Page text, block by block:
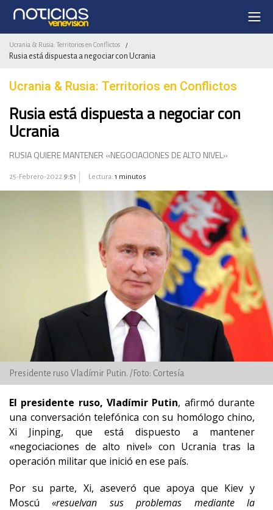
Ucrania & Rusia: Territorios en Conflictos /
Rusia está dispuesta a negociar con Ucrania
Ucrania & Rusia: Territorios en Conflictos
Rusia está dispuesta a negociar con
Ucrania
RUSIA QUIERE MANTENER «NEGOCIACIONES DE ALTO NIVEL»
25-Febrero-2022 9:51 Lectura: 1 minutos
Presidente ruso Vladímir Putin. /Foto: Cortesía
El presidente ruso, Vladímir Putin, afirmó durante
una conversación telefónica con su homólogo chino,
Xi Jinping, que está dispuesto a mantener
«negociaciones de alto nivel» con Ucrania tras la
operación militar que inició en ese país.
Por su parte, Xi, aseveró que apoya que Kiev y
Moscú«resuelvan sus problemas mediante la